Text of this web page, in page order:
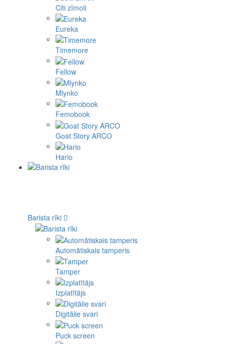
Citi zīmoli
Eureka
Timemore
Fellow
Mlynko
Femobook
Goat Story ARCO
Hario
Barista rīki
Automātiskais tamperis
Tamper
Izplatītājs
Digitālie svari
Puck screen